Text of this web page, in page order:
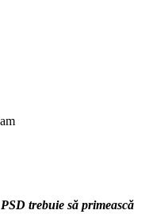
trebuie să primească